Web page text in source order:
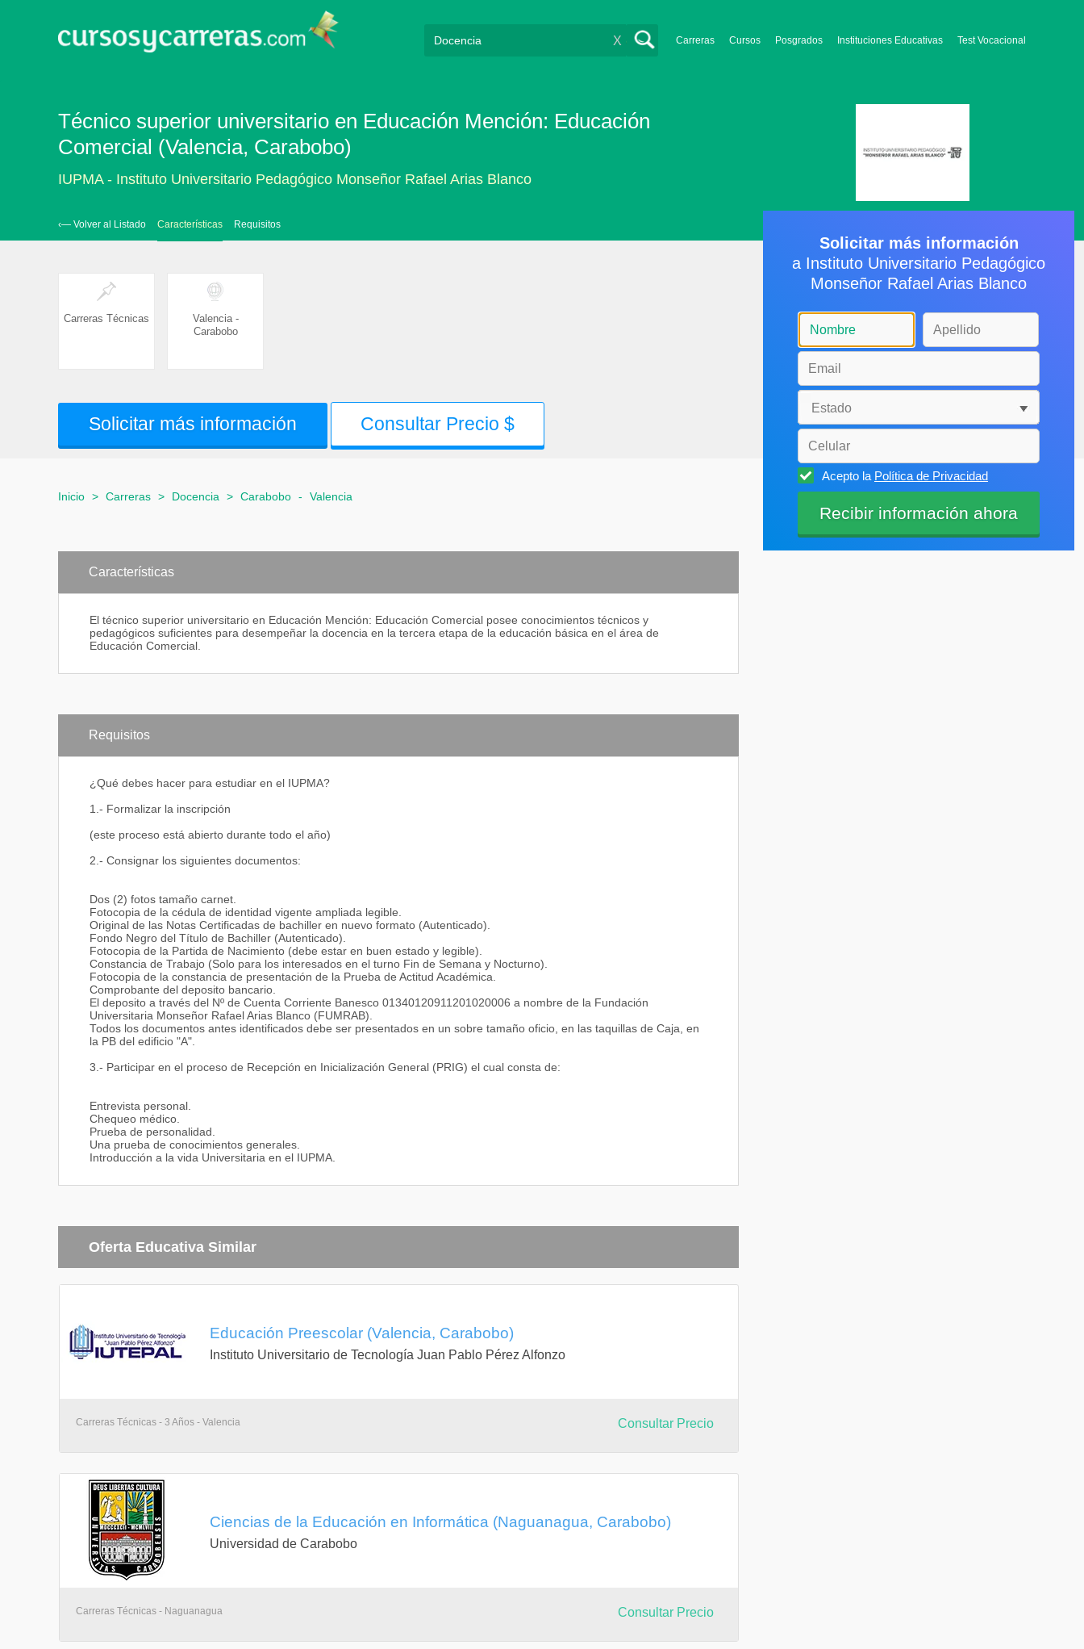
Carreras Cursos Posgrados Instituciones Educativas Test Vocacional
X
Técnico superior universitario en Educación Mención: Educación
Comercial (Valencia, Carabobo)
IUPMA - Instituto Universitario Pedagógico Monseñor Rafael Arias Blanco
‹— Volver al Listado Características Requisitos
Carreras Técnicas
Valencia -
Carabobo
Solicitar más información Consultar Precio $
Inicio > Carreras > Docencia > Carabobo - Valencia
Características
El técnico superior universitario en Educación Mención: Educación Comercial posee conocimientos técnicos y
pedagógicos suficientes para desempeñar la docencia en la tercera etapa de la educación básica en el área de
Educación Comercial.
Requisitos
¿Qué debes hacer para estudiar en el IUPMA?
1.- Formalizar la inscripción
(este proceso está abierto durante todo el año)
2.- Consignar los siguientes documentos:
Dos (2) fotos tamaño carnet.
Fotocopia de la cédula de identidad vigente ampliada legible.
Original de las Notas Certificadas de bachiller en nuevo formato (Autenticado).
Fondo Negro del Título de Bachiller (Autenticado).
Fotocopia de la Partida de Nacimiento (debe estar en buen estado y legible).
Constancia de Trabajo (Solo para los interesados en el turno Fin de Semana y Nocturno).
Fotocopia de la constancia de presentación de la Prueba de Actitud Académica.
Comprobante del deposito bancario.
El deposito a través del Nº de Cuenta Corriente Banesco 01340120911201020006 a nombre de la Fundación
Universitaria Monseñor Rafael Arias Blanco (FUMRAB).
Todos los documentos antes identificados debe ser presentados en un sobre tamaño oficio, en las taquillas de Caja, en
la PB del edificio "A".
3.- Participar en el proceso de Recepción en Inicialización General (PRIG) el cual consta de:
Entrevista personal.
Chequeo médico.
Prueba de personalidad.
Una prueba de conocimientos generales.
Introducción a la vida Universitaria en el IUPMA.
Oferta Educativa Similar
Educación Preescolar (Valencia, Carabobo)
Instituto Universitario de Tecnología Juan Pablo Pérez Alfonzo
Carreras Técnicas - 3 Años - Valencia Consultar Precio
Ciencias de la Educación en Informática (Naguanagua, Carabobo)
Universidad de Carabobo
Carreras Técnicas - Naguanagua Consultar Precio
Solicitar más información
a Instituto Universitario Pedagógico
Monseñor Rafael Arias Blanco
Acepto la Política de Privacidad